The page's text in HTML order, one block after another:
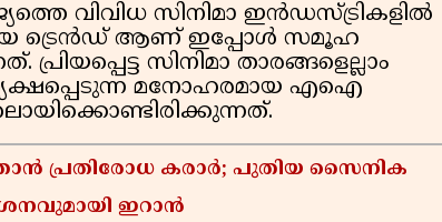
വിവിധ സിനിമാ ഇൻഡസ്ട്രികളിൽ
ട്രെൻഡ് ആണ് ഇപ്പോൾ സമൂഹ
സിനിമാ താരങ്ങളെല്ലാം
മനോഹരമായ എഐ
പ്രതിരോധ കരാർ; പുതിയ സൈനിക
ഇറാൻ